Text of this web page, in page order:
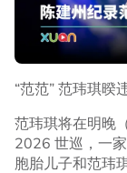
“范范” 范玮琪暌
范玮琪将在明晚
2026 世巡，一
胞胎儿子和范玮